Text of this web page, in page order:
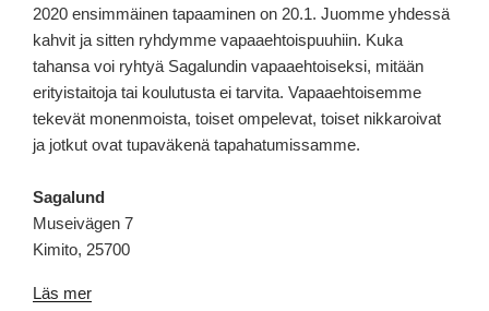
2020 ensimmäinen tapaaminen on 20.1. Juomme yhdessä
kahvit ja sitten ryhdymme vapaaehtoispuuhiin. Kuka
tahansa voi ryhtyä Sagalundin vapaaehtoiseksi, mitään
erityistaitoja tai koulutusta ei tarvita. Vapaaehtoisemme
tekevät monenmoista, toiset ompelevat, toiset nikkaroivat
ja jotkut ovat tupaväkenä tapahatumissamme.
Sagalund
Museivägen 7
Kimito, 25700
Läs mer